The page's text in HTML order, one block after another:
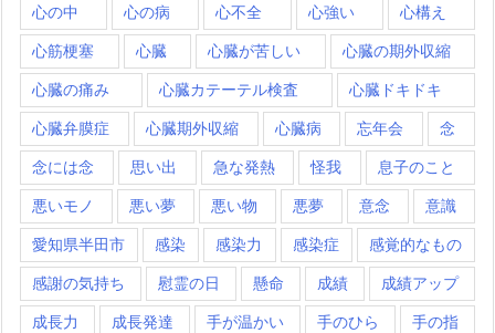
心の中 心の病 心不全 心強い 心構え
心筋梗塞 心臓 心臓が苦しい 心臓の期外収縮
心臓の痛み 心臓カテーテル検査 心臓ドキドキ
心臓弁膜症 心臓期外収縮 心臓病 忘年会 念
念には念 思い出 急な発熱 怪我 息子のこと
悪いモノ 悪い夢 悪い物 悪夢 意念 意識
愛知県半田市 感染 感染力 感染症 感覚的なもの
感謝の気持ち 慰霊の日 懸命 成績 成績アップ
成長力 成長発達 手が温かい 手のひら 手の指